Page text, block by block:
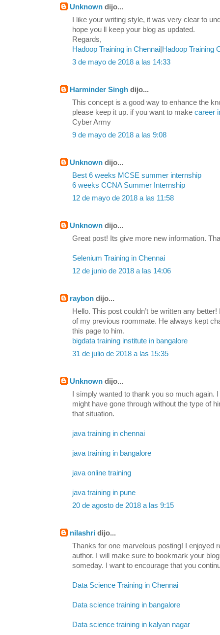
Unknown dijo...
I like your writing style, it was very clear to
hope you ll keep your blog as updated.
Regards,
Hadoop Training in Chennai Hadoop Training
3 de mayo de 2018 a las 14:33
Harminder Singh dijo...
This concept is a good way to enhance the
please keep it up. if you want to make career
Cyber Army
9 de mayo de 2018 a las 9:08
Unknown dijo...
Best 6 weeks MCSE summer internship
6 weeks CCNA Summer Internship
12 de mayo de 2018 a las 11:58
Unknown dijo...
Great post! Its give more new information.
Selenium Training in Chennai
12 de junio de 2018 a las 14:06
raybon dijo...
Hello. This post couldn’t be written any
of my previous roommate. He always kept
this page to him.
bigdata training institute in bangalore
31 de julio de 2018 a las 15:35
Unknown dijo...
I simply wanted to thank you so much again.
might have gone through without the type of
that situation.
java training in chennai
java training in bangalore
java online training
java training in pune
20 de agosto de 2018 a las 9:15
nilashri dijo...
Thanks for one marvelous posting! I enjoyed
author. I will make sure to bookmark your
someday. I want to encourage that you
Data Science Training in Chennai
Data science training in bangalore
Data science training in kalyan nagar